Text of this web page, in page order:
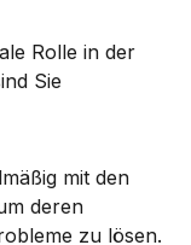
Rolle in der
Sie
mit den
deren
zu lösen.